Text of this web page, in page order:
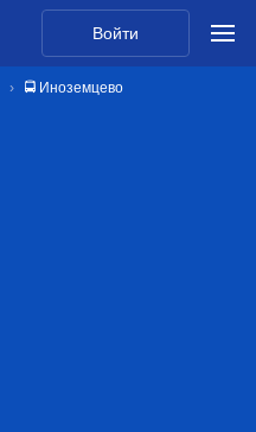
Войти
🚍 Иноземцево